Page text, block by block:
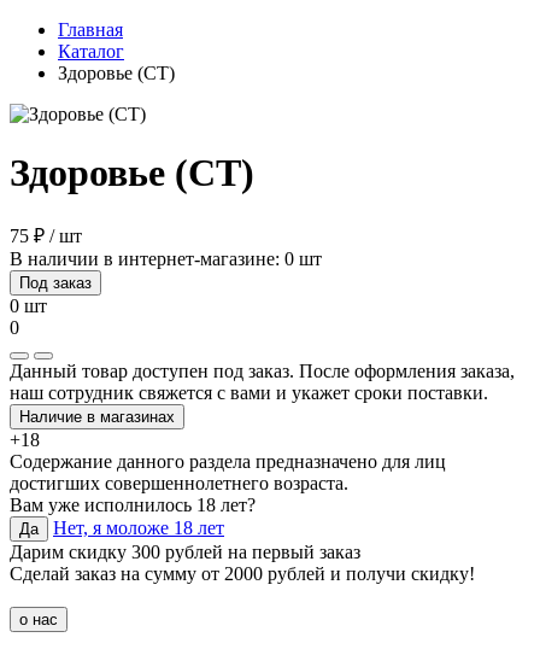
Главная
Каталог
Здоровье (СТ)
Здоровье (СТ)
75 ₽ / шт
В наличии в интернет-магазине: 0 шт
Под заказ
0 шт
0
Данный товар доступен под заказ. После оформления заказа,
наш сотрудник свяжется с вами и укажет сроки поставки.
Наличие в магазинах
+18
Содержание данного раздела предназначено для лиц
достигших совершеннолетнего возраста.
Вам уже исполнилось 18 лет?
Да
Нет, я моложе 18 лет
Дарим скидку 300 рублей на первый заказ
Сделай заказ на сумму от 2000 рублей и получи скидку!
о нас